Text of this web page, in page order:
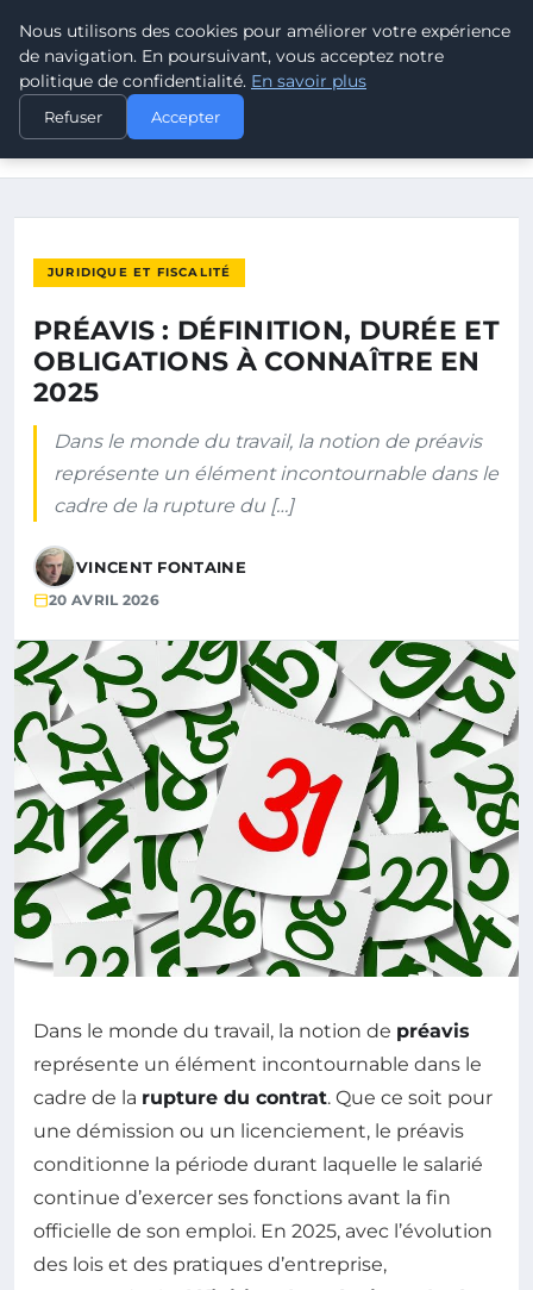
POUVOIR OUVRIER
ACCUEIL
PRÉAVIS : DÉFINITION, DURÉE ET OBLIGATIONS À CONNAÎTRE
JURIDIQUE ET FISCALITÉ
PRÉAVIS : DÉFINITION, DURÉE ET
OBLIGATIONS À CONNAÎTRE EN
2025
Dans le monde du travail, la notion de préavis
représente un élément incontournable dans le
cadre de la rupture du […]
VINCENT FONTAINE
20 AVRIL 2026
Dans le monde du travail, la notion de préavis
représente un élément incontournable dans le
cadre de la rupture du contrat. Que ce soit pour
une démission ou un licenciement, le préavis
conditionne la période durant laquelle le salarié
continue d’exercer ses fonctions avant la fin
officielle de son emploi. En 2025, avec l’évolution
des lois et des pratiques d’entreprise,
Nous utilisons des cookies pour améliorer votre expérience
de navigation. En poursuivant, vous acceptez notre
politique de confidentialité. En savoir plus
Refuser Accepter